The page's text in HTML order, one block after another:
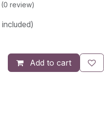
(0 review)
included)
Add to cart